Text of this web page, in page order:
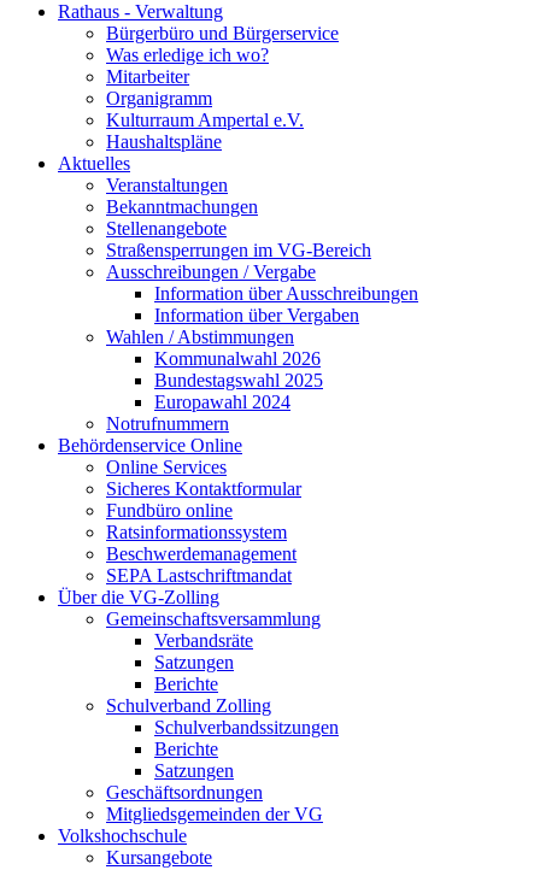
Rathaus - Verwaltung
Bürgerbüro und Bürgerservice
Was erledige ich wo?
Mitarbeiter
Organigramm
Kulturraum Ampertal e.V.
Haushaltspläne
Aktuelles
Veranstaltungen
Bekanntmachungen
Stellenangebote
Straßensperrungen im VG-Bereich
Ausschreibungen / Vergabe
Information über Ausschreibungen
Information über Vergaben
Wahlen / Abstimmungen
Kommunalwahl 2026
Bundestagswahl 2025
Europawahl 2024
Notrufnummern
Behördenservice Online
Online Services
Sicheres Kontaktformular
Fundbüro online
Ratsinformationssystem
Beschwerdemanagement
SEPA Lastschriftmandat
Über die VG-Zolling
Gemeinschaftsversammlung
Verbandsräte
Satzungen
Berichte
Schulverband Zolling
Schulverbandssitzungen
Berichte
Satzungen
Geschäftsordnungen
Mitgliedsgemeinden der VG
Volkshochschule
Kursangebote